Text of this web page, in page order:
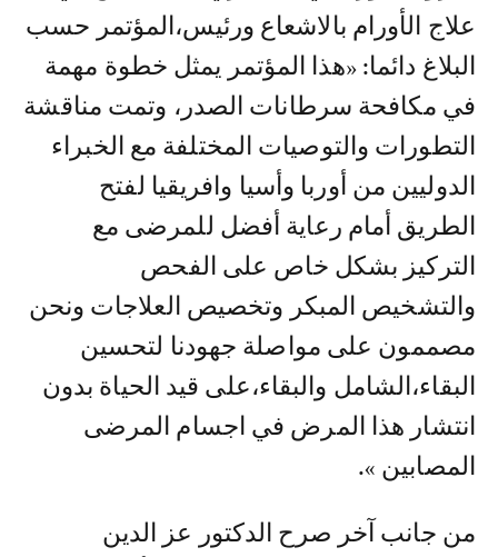
علاج الأورام بالاشعاع ورئيس،المؤتمر حسب
البلاغ دائما: «هذا المؤتمر يمثل خطوة مهمة
في مكافحة سرطانات الصدر، وتمت مناقشة
التطورات والتوصيات المختلفة مع الخبراء
الدوليين من أوربا وأسيا وافريقيا لفتح
الطريق أمام رعاية أفضل للمرضى مع
التركيز بشكل خاص على الفحص
والتشخيص المبكر وتخصيص العلاجات ونحن
مصممون على مواصلة جهودنا لتحسين
البقاء،الشامل والبقاء،على قيد الحياة بدون
انتشار هذا المرض في اجسام المرضى
المصابين ».
من جانب آخر صرح الدكتور عز الدين